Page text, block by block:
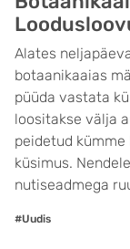
Alates
botaanikaaias
püüda vastata
loositakse välja
peidetud
küsimus.
nutiseadmega
#Uudis